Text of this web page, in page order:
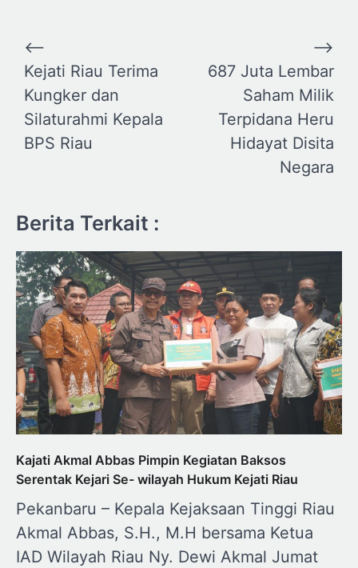
Navigasi
pos
⟵
Kejati Riau Terima
Kungker dan
Silaturahmi Kepala
BPS Riau
687 Juta Lembar
Saham Milik
Terpidana Heru
Hidayat Disita
Negara
⟶
Berita Terkait :
Kajati Akmal Abbas Pimpin Kegiatan Baksos
Serentak Kejari Se- wilayah Hukum Kejati Riau
Pekanbaru – Kepala Kejaksaan Tinggi Riau
Akmal Abbas, S.H., M.H bersama Ketua
IAD Wilayah Riau Ny. Dewi Akmal Jumat